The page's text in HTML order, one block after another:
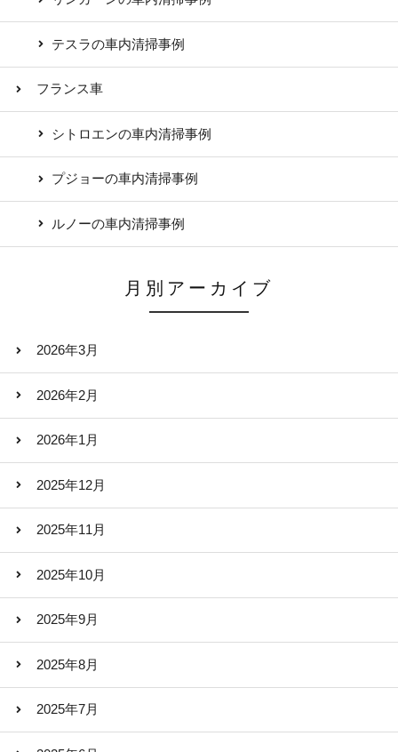
テスラの車内清掃事例
フランス車
シトロエンの車内清掃事例
プジョーの車内清掃事例
ルノーの車内清掃事例
月別アーカイブ
2026年3月
2026年2月
2026年1月
2025年12月
2025年11月
2025年10月
2025年9月
2025年8月
2025年7月